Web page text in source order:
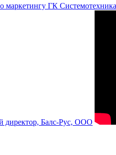
маркетингу ГК Системотехника
директор, Балс-Рус, ООО